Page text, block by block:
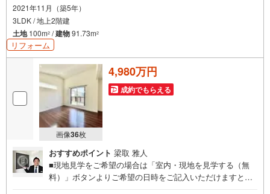
2021年11月（築5年）
3LDK / 地上2階建
土地100m2 /建物91.73m2
リフォーム
画像36枚
4,980万円
成約でもらえる
おすすめポイント 梁取 雅人
■現地見学をご希望の場合は「室内・現地を見学する（無
料）」ボタンよりご希望の日時をご記入いただけますとス